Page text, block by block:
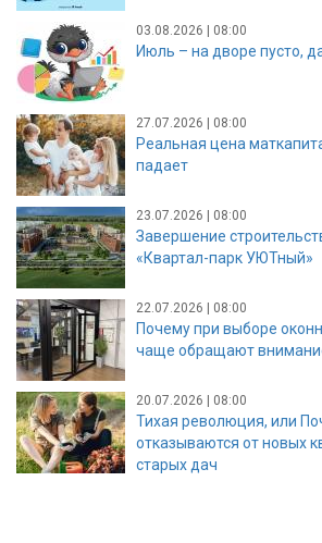
03.08.2026 | 08:00
Июль – на дворе пусто,
27.07.2026 | 08:00
Реальная цена
падает
23.07.2026 | 08:00
Завершение
«Квартал-парк УЮТный»
22.07.2026 | 08:00
Почему при выборе
чаще обращают
20.07.2026 | 08:00
Тихая революция, или
отказываются от новых
старых дач